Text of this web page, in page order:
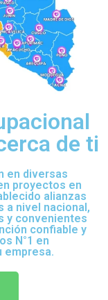
de ti
en diversas
proyectos en
alianzas
a nivel nacional,
y convenientes
confiable y
N°1 en
empresa.